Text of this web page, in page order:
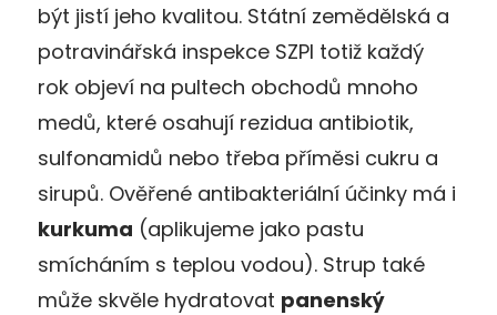
být jistí jeho kvalitou. Státní zemědělská a
potravinářská inspekce SZPI totiž každý
rok objeví na pultech obchodů mnoho
medů, které osahují rezidua antibiotik,
sulfonamidů nebo třeba příměsi cukru a
sirupů. Ověřené antibakteriální účinky má i
kurkuma (aplikujeme jako pastu
smícháním s teplou vodou). Strup také
může skvěle hydratovat panenský